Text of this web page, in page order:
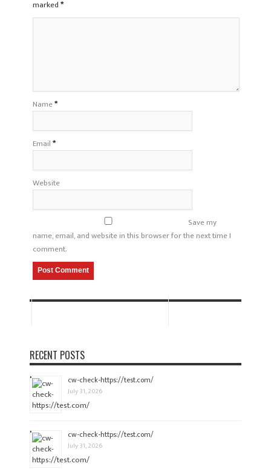
marked*
Name*
Email*
Website
Save my
name, email, and website in this browser for the next time I
comment.
RECENT POSTS
cw-check-https://test.com/
July 31, 2026
cw-check-https://test.com/
July 31, 2026